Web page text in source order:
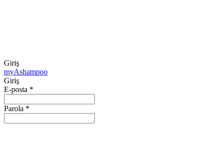
Giriş
myAshampoo
Giriş
E-posta *
Parola *